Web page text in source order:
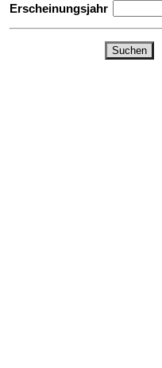
Erscheinungsjahr